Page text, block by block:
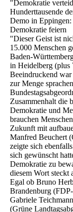
"Demokratie
Hunderttausende
Demo in
Demokratie feiern
"Dieser Geist ist
15.000 Menschen
Baden-
in Heidelberg (plus
Beeindruckend
zur Menge
Zusammenhalt die
Demokratie und
brauchen
Zukunft mit
Manfred Beuchert
zeigte sich
sich gewünscht
Demokratie zu
diesem Wort steckt
Egal ob Bruno
Brandenburg
Gabriele
(Grüne